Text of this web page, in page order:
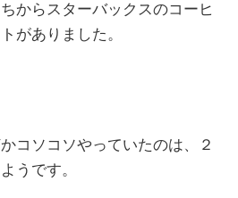
からスターバックスのコーヒ
がありました。
コソコソやっていたのは、２
うです。